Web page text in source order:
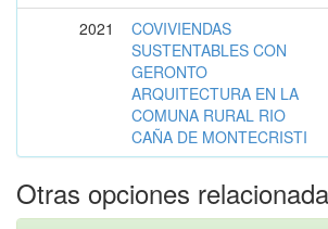
2021
COVIVIENDAS
SUSTENTABLES CON
GERONTO
ARQUITECTURA EN LA
COMUNA RURAL RIO
CAÑA DE MONTECRISTI
Otras opciones